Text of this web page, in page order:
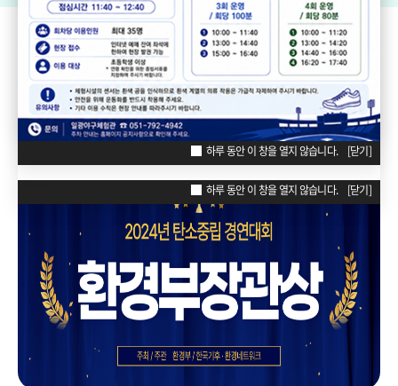
하루 동안 이 창을 열지 않습니다. [닫기]
하루 동안 이 창을 열지 않습니다. [닫기]
하루 동안 이 창을 열지 않습니다. [닫기]
POPUPZONE